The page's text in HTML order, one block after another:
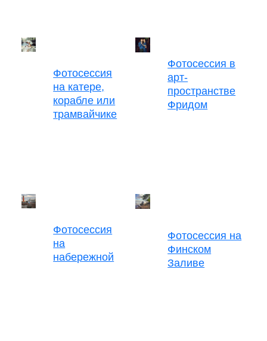
Фотосессия
на катере,
корабле или
трамвайчике
Фотосессия в
арт-
пространстве
Фридом
Фотосессия
на
набережной
Фотосессия на
Финском
Заливе